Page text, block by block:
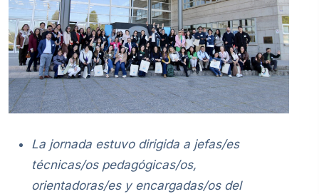
La jornada estuvo dirigida a jefas/es
técnicas/os pedagógicas/os,
orientadoras/es y encargadas/os del